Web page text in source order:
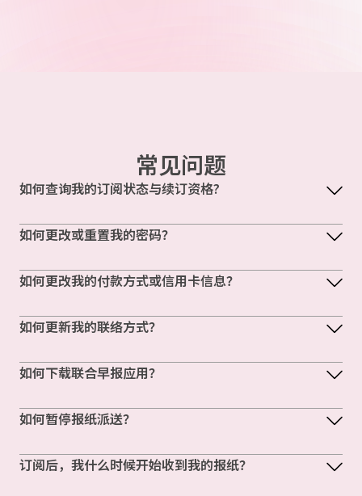
常见问题
如何查询我的订阅状态与续订资格?
如何更改或重置我的密码？
如何更改我的付款方式或信用卡信息？
如何更新我的联络方式？
如何下载联合早报应用？
如何暂停报纸派送？
订阅后，我什么时候开始收到我的报纸？